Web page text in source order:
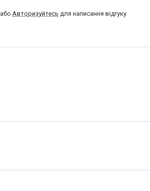
абоАвторизуйтесь для написання відгуку